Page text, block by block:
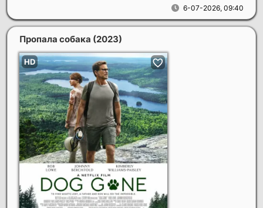
6-07-2026, 09:40
Пропала собака (2023)